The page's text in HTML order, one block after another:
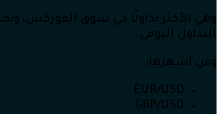
وهي الأكثر تداولًا في سوق الفوركس،
التداول اليومي.
ومن أشهرها:
EUR/USD
GBP/USD